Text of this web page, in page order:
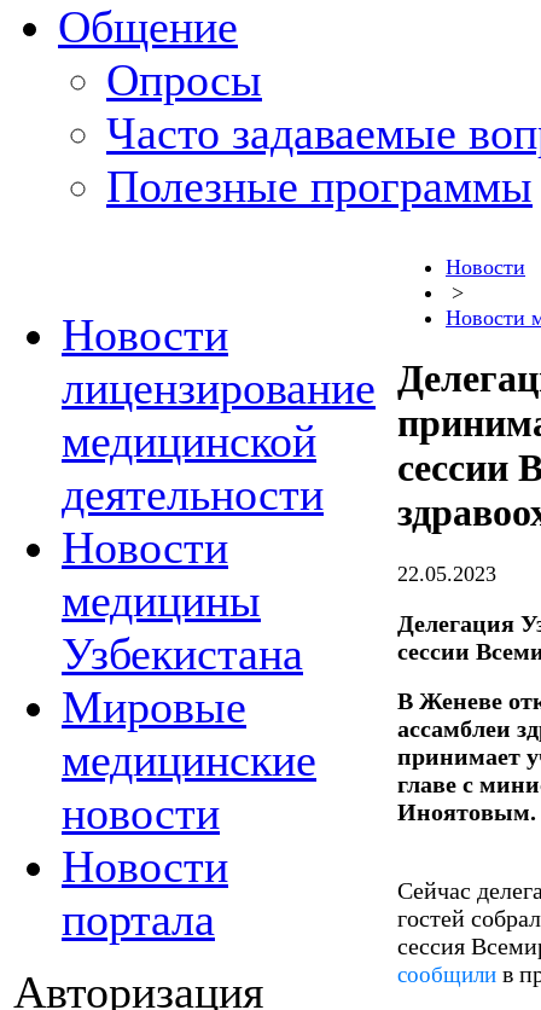
Общение
Опросы
Часто задаваемые
Полезные программы
Новости
лицензирование
медицинской
деятельности
Новости
медицины
Узбекистана
Мировые
медицинские
новости
Новости
портала
Авторизация
Новости
>
Новости
сессии
22.05.2023
Делегация
сессии
В Женеве
ассамблеи
принимает
главе с
Иноятовым.
Сейчас
гостей
сессия
сообщили в